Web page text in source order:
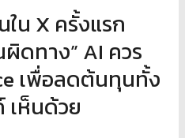
ใน X ครั้งแรก
ดทาง” AI ควร
เพื่อลดต้นทุนทั้ง
เห็นด้วย